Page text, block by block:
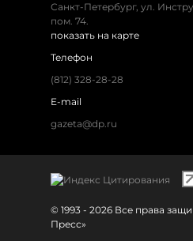
Санкт-Петербург, ул.
пом. 74.
показать на карте
Телефон
(812) 328-28-28
E-mail
gazeta@dp.ru
© 1993 - 2026 Все права
Пресс»